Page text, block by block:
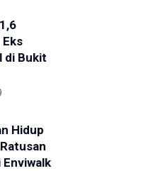
di Bukit
Hidup